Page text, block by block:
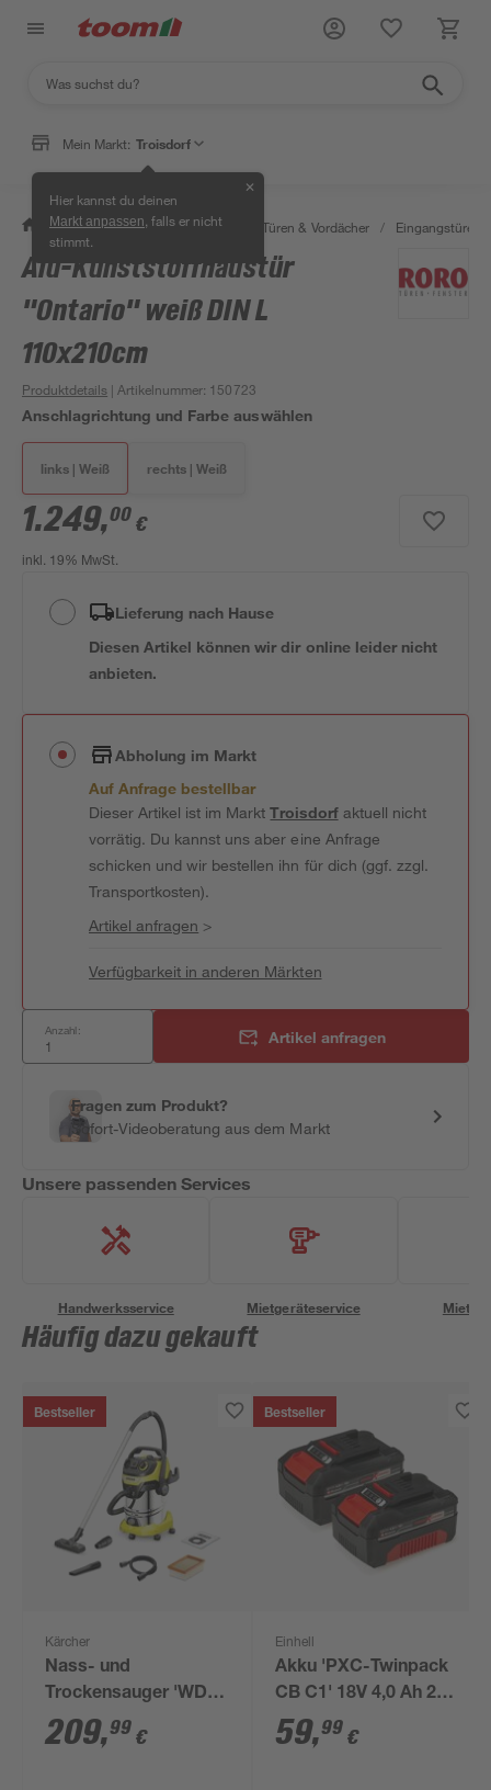
Mein Markt: Troisdorf
Hier kannst du deinen
Markt anpassen , falls er nicht
stimmt.
✕
/ Bauen & Renovieren / Fenster, Türen & Vordächer / Eingangstüren
Alu-Kunststoffhaustür
"Ontario" weiß DIN L
110x210cm
Produktdetails | Artikelnummer: 150723
Anschlagrichtung und Farbe auswählen
links | Weiß rechts | Weiß
1.249,00 €
inkl. 19% MwSt.
Lieferung nach Hause
Diesen Artikel können wir dir online leider nicht
anbieten.
Abholung im Markt
Auf Anfrage bestellbar
Dieser Artikel ist im MarktTroisdorfaktuell nicht
vorrätig. Du kannst uns aber eine Anfrage
schicken und wir bestellen ihn für dich (ggf. zzgl.
Transportkosten).
Artikel anfragen >
Verfügbarkeit in anderen Märkten
Anzahl: Artikel anfragen
Fragen zum Produkt?
Sofort-Videoberatung aus dem Markt
Unsere passenden Services
Handwerksservice Mietgeräteservice
Häufig dazu gekauft
Bestseller
Kärcher
Nass- und
Trockensauger 'WD 6
P S V-30/6/22/T'
209,99 €
Bestseller
Einhell
Akku 'PXC-Twinpack
CB C1' 18V 4,0 Ah 2
Stück
59,99 €